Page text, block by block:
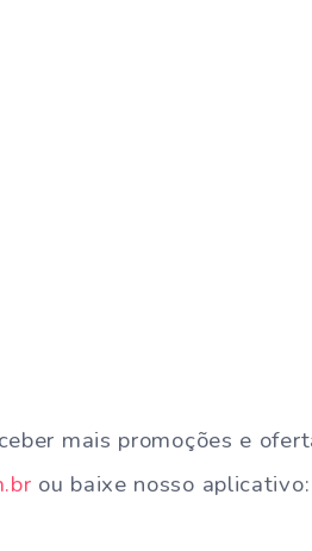
mais promoções e
ou baixe nosso aplicativo: